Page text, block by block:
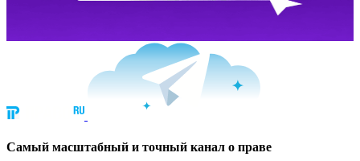
Cамый масштабный и точный канал о праве